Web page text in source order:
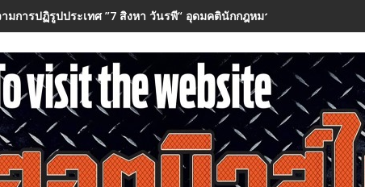
มการปฏิรูปประเทศ ”7 สิงหา วันรพี“ อุดมคตินักกฎหมายภายใต้วิกฤติศรัทธา